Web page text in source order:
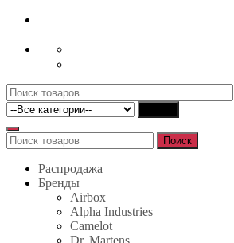
Поиск
для:
Поиск
для:
Поиск
Распродажа
Бренды
Airbox
Alpha Industries
Camelot
Dr. Martens